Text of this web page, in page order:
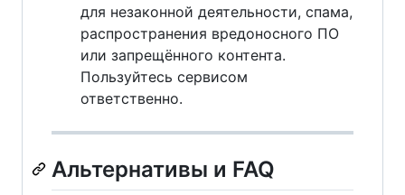
для незаконной деятельности, спама,
распространения вредоносного ПО
или запрещённого контента.
Пользуйтесь сервисом
ответственно.
Альтернативы и FAQ